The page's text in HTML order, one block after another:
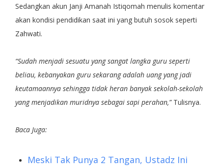
Sedangkan akun Janji Amanah Istiqomah menulis komentar
akan kondisi pendidikan saat ini yang butuh sosok seperti
Zahwati.
“Sudah menjadi sesuatu yang sangat langka guru seperti
beliau, kebanyakan guru sekarang adalah uang yang jadi
keutamaannya sehingga tidak heran banyak sekolah-sekolah
yang menjadikan muridnya sebagai sapi perahan,”Tulisnya.
Baca Juga:
Meski Tak Punya 2 Tangan, Ustadz Ini